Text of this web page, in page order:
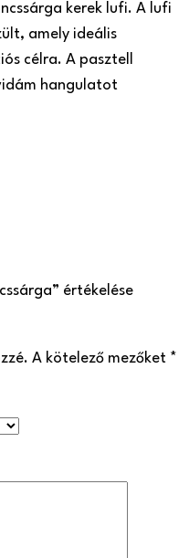
kerek lufi. A lufi
amely ideális
célra. A pasztell
hangulatot
értékelése
A kötelező mezőket *